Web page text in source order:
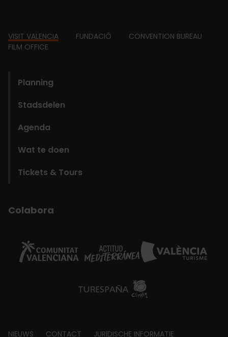
Footer
VISIT VALENCIA FUNDACIÓ
CONVENTION BUREAU
FILM OFFICE
Planning
Stadsdelen
Agenda
Wat te doen
Tickets & Tours
Colabora
NIEUWS CONTACT JURIDISCHE INFORMATIE